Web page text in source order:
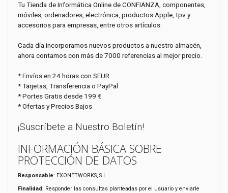
Tu Tienda de Informática Online de CONFIANZA, componentes,
móviles, ordenadores, electrónica, productos Apple, tpv y
accesorios para empresas, entre otros artículos.
Cada día incorporamos nuevos productos a nuestro almacén,
ahora contamos con más de 7000 referencias al mejor precio.
* Envíos en 24 horas con SEUR
* Tarjetas, Transferencia o PayPal
* Portes Gratis desde 199 €
* Ofertas y Precios Bajos
¡Suscríbete a Nuestro Boletín!
INFORMACIÓN BÁSICA SOBRE
PROTECCIÓN DE DATOS
Responsable: EXONETWORKS, S.L..
Finalidad: Responder las consultas planteadas por el usuario y enviarle